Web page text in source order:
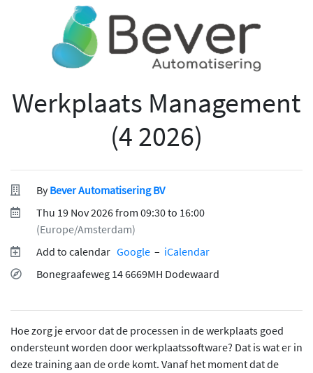
Werkplaats Management
(4 2026)
ByBever Automatisering BV
Thu 19 Nov 2026 from 09:30 to 16:00
(Europe/Amsterdam)
Add to calendarGoogle – iCalendar
Bonegraafeweg 14 6669MH Dodewaard
Hoe zorg je ervoor dat de processen in de werkplaats goed
ondersteunt worden door werkplaatssoftware? Dat is wat er in
deze training aan de orde komt. Vanaf het moment dat de